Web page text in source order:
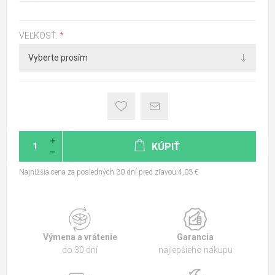
VEĽKOSŤ: *
KÚPIŤ
Najnižšia cena za posledných 30 dní pred zľavou:4,03 €
Výmena a vrátenie
do 30 dní
Garancia
najlepšieho nákupu